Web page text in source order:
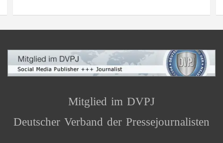
Mitglied im DVPJ
Deutscher Verband der Pressejournalisten